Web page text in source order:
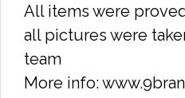
All items were
all pictures were
team
More info: